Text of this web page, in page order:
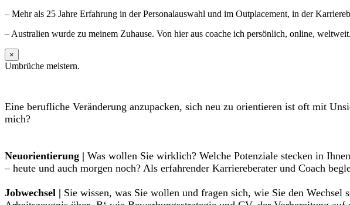
– Mehr als 25 Jahre Erfahrung in der Personalauswahl und im Outplacement, in der
– Australien wurde zu meinem Zuhause. Von hier aus coache ich persönlich, online, weltweit.
×
Umbrüche meistern.
Eine berufliche Veränderung anzupacken, sich neu zu orientieren ist oft mit
mich?
Neuorientierung | Was wollen Sie wirklich? Welche Potenziale stecken in
– heute und auch morgen noch? Als erfahrender Karriereberater und Coach
Jobwechsel | Sie wissen, was Sie wollen und fragen sich, wie Sie den Wechsel